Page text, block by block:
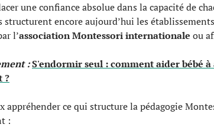
une confiance absolue dans la capacité de
encore aujourd’hui les
l’association Montessori internationale ou
:S'endormir seul : comment aider bébé
?
appréhender ce qui structure la pédagogie
: